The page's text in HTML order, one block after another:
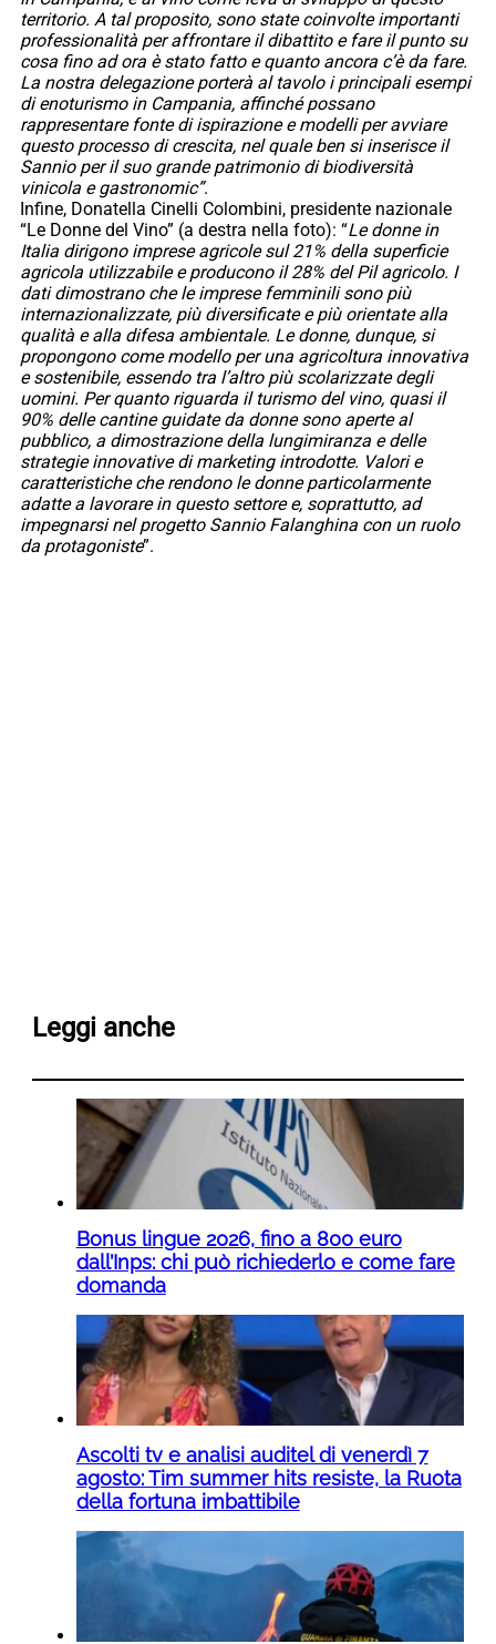
territorio. A tal proposito, sono state coinvolte importanti
professionalità per affrontare il dibattito e fare il punto su
cosa fino ad ora è stato fatto e quanto ancora c’è da fare.
La nostra delegazione porterà al tavolo i principali esempi
di enoturismo in Campania, affinché possano
rappresentare fonte di ispirazione e modelli per avviare
questo processo di crescita, nel quale ben si inserisce il
Sannio per il suo grande patrimonio di biodiversità
vinicola e gastronomic”.
Infine, Donatella Cinelli Colombini, presidente nazionale
“Le Donne del Vino” (a destra nella foto): “Le donne in
Italia dirigono imprese agricole sul 21% della superficie
agricola utilizzabile e producono il 28% del Pil agricolo. I
dati dimostrano che le imprese femminili sono più
internazionalizzate, più diversificate e più orientate alla
qualità e alla difesa ambientale. Le donne, dunque, si
propongono come modello per una agricoltura innovativa
e sostenibile, essendo tra l’altro più scolarizzate degli
uomini. Per quanto riguarda il turismo del vino, quasi il
90% delle cantine guidate da donne sono aperte al
pubblico, a dimostrazione della lungimiranza e delle
strategie innovative di marketing introdotte. Valori e
caratteristiche che rendono le donne particolarmente
adatte a lavorare in questo settore e, soprattutto, ad
impegnarsi nel progetto Sannio Falanghina con un ruolo
da protagoniste”.
Leggi anche
Bonus lingue 2026, fino a 800 euro
dall’Inps: chi può richiederlo e come fare
domanda
Ascolti tv e analisi auditel di venerdì 7
agosto: Tim summer hits resiste, la Ruota
della fortuna imbattibile